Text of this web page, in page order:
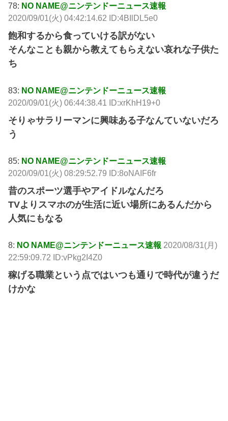
78: NO NAME@ニンテンドーニュース速報
2020/09/01(火) 04:42:14.62 ID:4BIlDL5e0
飽和するから食っていける訳がない
そんなことも親から教えてもらえない哀れな子供た
ち
83: NO NAME@ニンテンドーニュース速報
2020/09/01(火) 06:44:38.41 ID:xrKhH19+0
そりゃサラリーマンに興味ある子なんていないだろ
う
85: NO NAME@ニンテンドーニュース速報
2020/09/01(火) 08:29:52.79 ID:8oNAIF6fr
昔のスポーツ選手やアイドルなんだろ
TVよりスマホのが生活に近い場所にあるんだから
人気にもなる
8: NO NAME@ニンテンドーニュース速報 2020/08/31(月)
22:59:09.72 ID:vPkg2I4Z0
稼げる職業という点ではいつも通りで時代が違うだ
けかな